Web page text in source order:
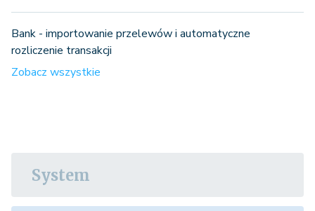
Bank - importowanie przelewów i automatyczne
rozliczenie transakcji
Zobacz wszystkie
System